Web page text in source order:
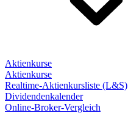
Aktienkurse
Aktienkurse
Realtime-Aktienkursliste (L&S)
Dividendenkalender
Online-Broker-Vergleich